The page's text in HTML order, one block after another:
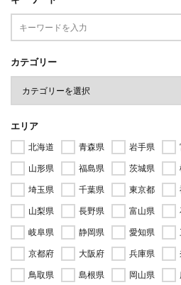
カテゴリー
エリア
北海道 青森県 岩手県
山形県
福島県 茨城県
埼玉県
千葉県 東京都
山梨県
長野県 富山県
岐阜県
静岡県 愛知県
京都府
大阪府 兵庫県
鳥取県
島根県 岡山県